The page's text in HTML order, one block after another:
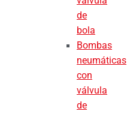
de
bola
Bombas
neumáticas
con
válvula
de